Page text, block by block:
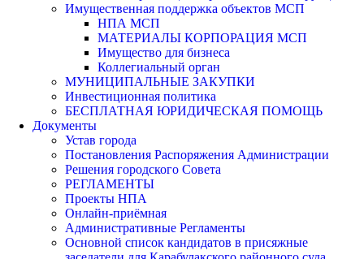
Имущественная поддержка объектов МСП
НПА МСП
МАТЕРИАЛЫ КОРПОРАЦИЯ МСП
Имущество для бизнеса
Коллегиальный орган
МУНИЦИПАЛЬНЫЕ ЗАКУПКИ
Инвестиционная политика
БЕСПЛАТНАЯ ЮРИДИЧЕСКАЯ ПОМОЩЬ
Документы
Устав города
Постановления Распоряжения Администрации
Решения городского Совета
РЕГЛАМЕНТЫ
Проекты НПА
Онлайн-приёмная
Административные Регламенты
Основной список кандидатов в присяжные